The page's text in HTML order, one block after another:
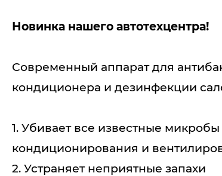
Новинка нашего автотехцентра!
Современный аппарат для
кондиционера и дезинфекции
1. Убивает все известные
кондиционирования и
2. Устраняет неприятные запахи